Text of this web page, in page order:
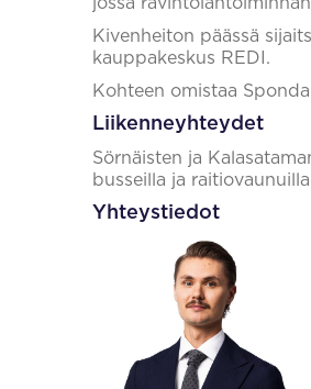
Kivenheiton päässä
kauppakeskus REDI.
Kohteen omistaa
Liikenneyhteydet
Sörnäisten ja
busseilla ja
Yhteystiedot